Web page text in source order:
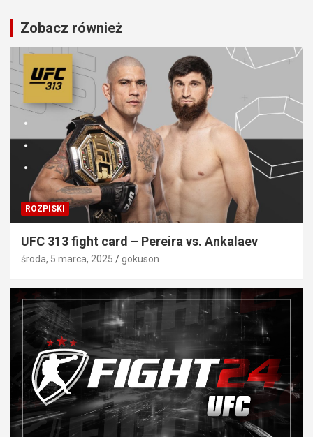
Zobacz również
ROZPISKI
UFC 313 fight card – Pereira vs. Ankalaev
środa, 5 marca, 2025 gokuson